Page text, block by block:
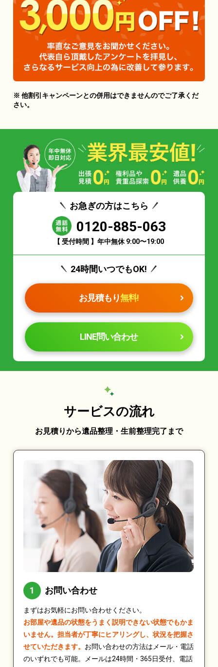
※ 他割引キャンペーンとの併用はできませんのでご了承くだ
さい。
お急ぎの方はこちら
0120-885-063
【 受付時間 】年中無休 9:00〜19:00
24時間いつでもOK!
お見積もり無料!
LINE問い合わせ
サービスの流れ
お見積りから遺品整理・生前整理完了まで
お問い合わせ
まずはお気軽にお問い合わせください。
お部屋や遺品の状態をうまく説明できない状態でもかま
いません。担当者が丁寧にヒアリングし、状況を把握さ
せていただきます。 お問い合わせの方法はメール・電話
のいずれでも可能。メールは24時間・365日受付、電話